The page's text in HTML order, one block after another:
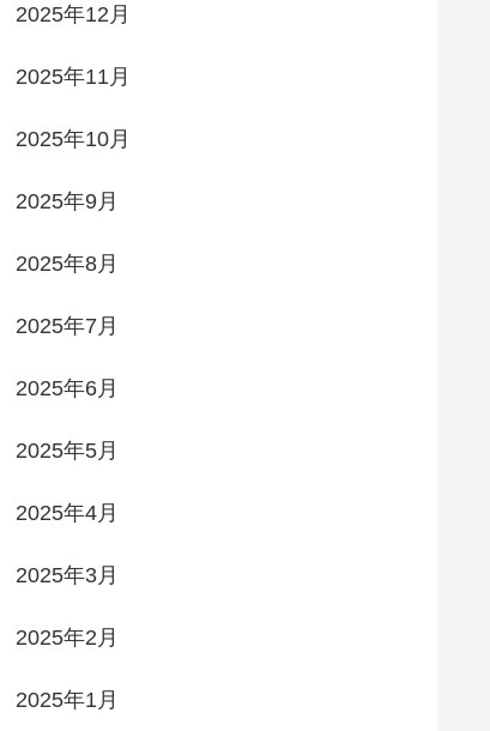
2025年12月
2025年11月
2025年10月
2025年9月
2025年8月
2025年7月
2025年6月
2025年5月
2025年4月
2025年3月
2025年2月
2025年1月